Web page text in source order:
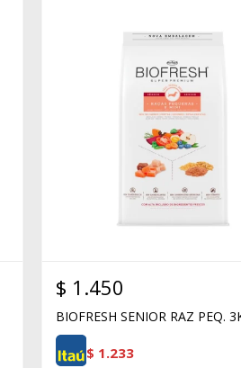
$ 1.450
BIOFRESH SENIOR RAZ PEQ.
$ 1.233